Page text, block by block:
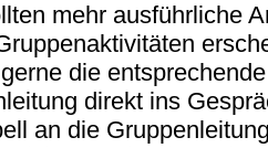
mehr ausführliche
die
direkt ins
an die